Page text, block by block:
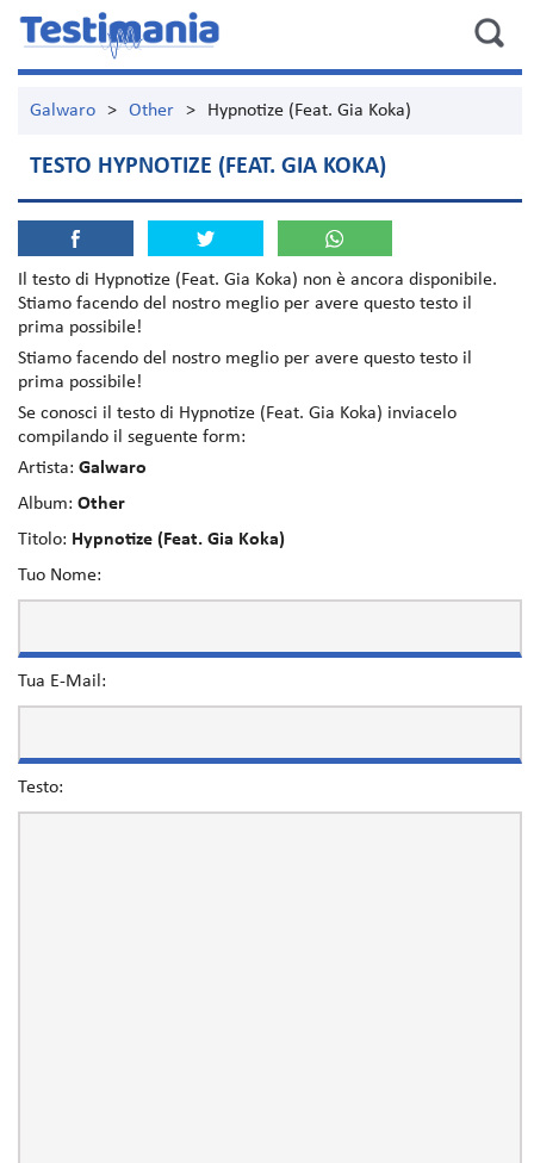
Galwaro > Other > Hypnotize (Feat. Gia Koka)
TESTO HYPNOTIZE (FEAT. GIA KOKA)
Il testo di Hypnotize (Feat. Gia Koka) non è ancora disponibile.
Stiamo facendo del nostro meglio per avere questo testo il
prima possibile!
Stiamo facendo del nostro meglio per avere questo testo il
prima possibile!
Se conosci il testo di Hypnotize (Feat. Gia Koka) inviacelo
compilando il seguente form:
Artista: Galwaro
Album: Other
Titolo: Hypnotize (Feat. Gia Koka)
Tuo Nome:
Tua E-Mail:
Testo: